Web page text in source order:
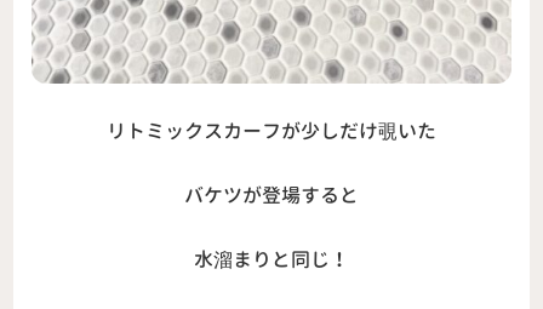
リトミックスカーフが少しだけ覗いた
バケツが登場すると
水溜まりと同じ！